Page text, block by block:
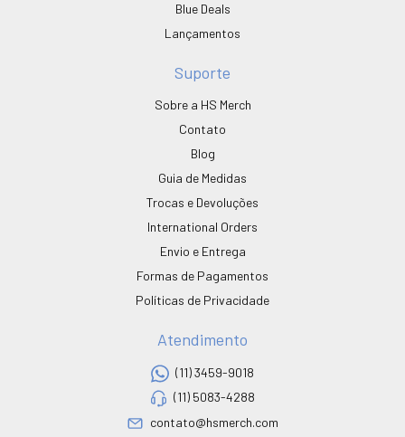
Blue Deals
Lançamentos
Suporte
Sobre a HS Merch
Contato
Blog
Guia de Medidas
Trocas e Devoluções
International Orders
Envio e Entrega
Formas de Pagamentos
Políticas de Privacidade
Atendimento
(11) 3459-9018
(11) 5083-4288
contato@hsmerch.com